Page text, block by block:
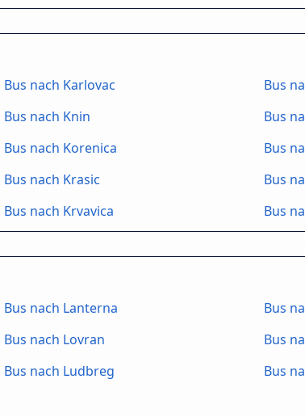
Bus nach Karlovac
Bus
Bus nach Knin
Bus
Bus nach Korenica
Bus
Bus nach Krasic
Bus
Bus nach Krvavica Bus
Bus nach Lanterna
Bus
Bus nach Lovran
Bus
Bus nach Ludbreg
Bus